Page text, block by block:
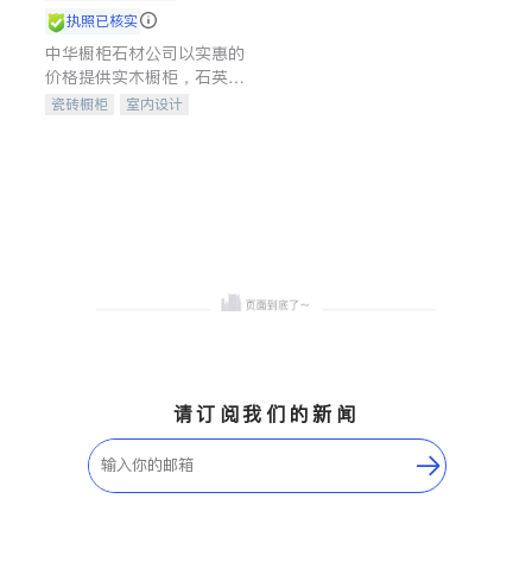
执照已核实
中华橱柜石材公司以实惠的
价格提供实木橱柜，石英石
台面，多种优质不锈钢水
瓷砖橱柜
室内设计
请订阅我们的新闻